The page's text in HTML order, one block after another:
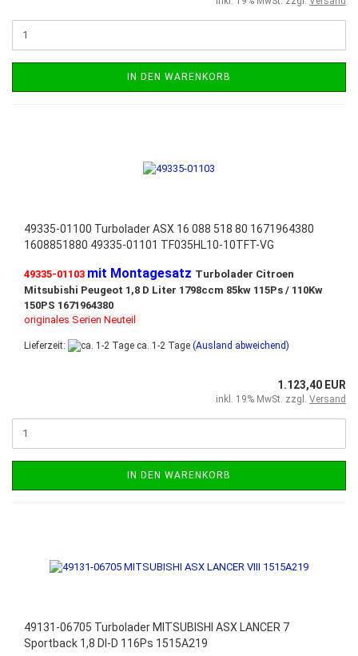
IN DEN WARENKORB
49335-01100 Turbolader ASX 16 088 518 80 1671964380
1608851880 49335-01101 TF035HL10-10TFT-VG
49335-01103 mit Montagesatz Turbolader Citroen
Mitsubishi Peugeot 1,8 D Liter 1798ccm 85kw 115Ps / 110Kw
150PS 1671964380
originales Serien Neuteil
Lieferzeit: ca. 1-2 Tage (Ausland abweichend)
1.123,40 EUR
inkl. 19% MwSt. zzgl. Versand
IN DEN WARENKORB
49131-06705 Turbolader MITSUBISHI ASX LANCER 7
Sportback 1,8 DI-D 116Ps 1515A219